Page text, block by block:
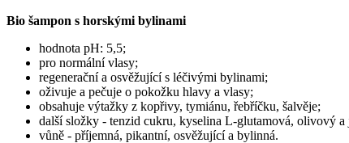
Bio šampon s horskými bylinami
hodnota pH: 5,5;
pro normální vlasy;
regenerační a osvěžující s léčivými bylinami;
oživuje a pečuje o pokožku hlavy a vlasy;
obsahuje výtažky z kopřivy, tymiánu, řebříčku, šalvěje;
další složky - tenzid cukru, kyselina L-glutamová, olivový
vůně - příjemná, pikantní, osvěžující a bylinná.